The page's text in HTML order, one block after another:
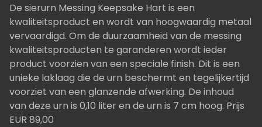
De sierurn Messing Keepsake Hart is een
kwaliteitsproduct en wordt van hoogwaardig metaal
vervaardigd. Om de duurzaamheid van de messing
kwaliteitsproducten te garanderen wordt ieder
product voorzien van een speciale finish. Dit is een
unieke laklaag die de urn beschermt en tegelijkertijd
voorziet van een glanzende afwerking. De inhoud
van deze urn is 0,10 liter en de urn is 7 cm hoog. Prijs
EUR 89,00